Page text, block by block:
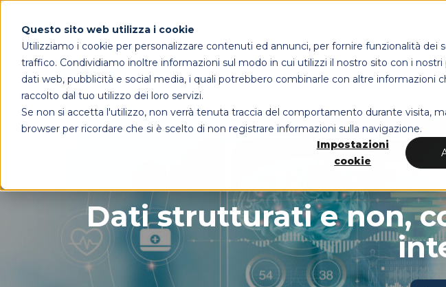
Questo sito web utilizza i cookie
Utilizziamo i cookie per personalizzare contenuti ed annunci, per fornire funzionalità dei
traffico. Condividiamo inoltre informazioni sul modo in cui utilizzi il nostro sito con i nostri
dati web, pubblicità e social media, i quali potrebbero combinarle con altre informazioni
raccolto dal tuo utilizzo dei loro servizi.
Se non si accetta l'utilizzo, non verrà tenuta traccia del comportamento durante visita,
browser per ricordare che si è scelto di non registrare informazioni sulla navigazione.
Impostazioni
cookie
Data
Dati strutturati e non,